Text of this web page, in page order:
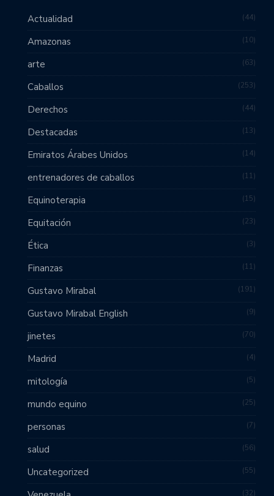
Actualidad 44
Amazonas 10
arte 63
Caballos 253
Derechos 44
Destacadas 13
Emiratos Árabes Unidos 14
entrenadores de caballos 11
Equinoterapia 15
Equitación 23
Ética 3
Finanzas 11
Gustavo Mirabal 191
Gustavo Mirabal English 9
jinetes 70
Madrid 4
mitología 5
mundo equino 25
personas 7
salud 56
Uncategorized 55
32